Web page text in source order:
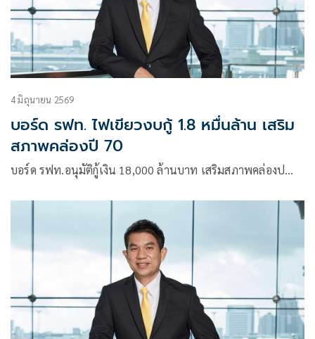
4 มิถุนายน 2569
บอร์ด รฟท. ไฟเขียวงบกู้ 1.8 หมื่นล้าน เสริม
สภาพคล่องปี 70
บอร์ด รฟท.อนุมัติกู้เงิน 18,000 ล้านบาท เสริมสภาพคล่องป…